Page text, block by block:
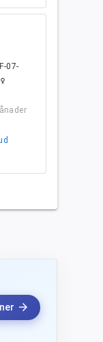
07-
female
arrow_forward